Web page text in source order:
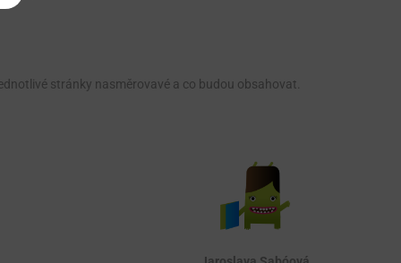
stránky nasměrovavé a co budou obsahovat.